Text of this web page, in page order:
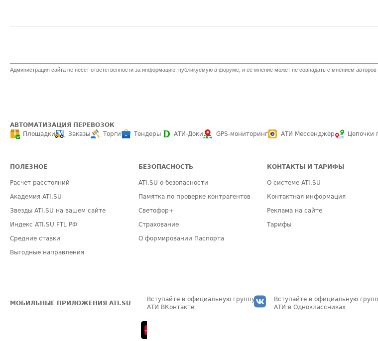
Администрация сайта не несет ответственности за информацию, публикуемую в форуме, и ее мнение может не совпадать с мнением авторов
АВТОМАТИЗАЦИЯ ПЕРЕВОЗОК
Площадки
Заказы Торги Тендеры АТИ-Доки GPS-мониторинг АТИ Мессенджер Цепочки
ПОЛЕЗНОЕ
Расчет расстояний
Академия ATI.SU
Звезды ATI.SU на вашем сайте
Индекс ATI.SU FTL РФ
Средние ставки
Выгодные направления
БЕЗОПАСНОСТЬ
ATI.SU о безопасности
Памятка по проверке контрагентов
Светофор+
Страхование
О формировании Паспорта
КОНТАКТЫ И ТАРИФЫ
О системе ATI.SU
Контактная информация
Реклама на сайте
Тарифы
МОБИЛЬНЫЕ ПРИЛОЖЕНИЯ ATI.SU
Вступайте в официальную группу
АТИ ВКонтакте
Вступайте в официальную
АТИ в Одноклассниках